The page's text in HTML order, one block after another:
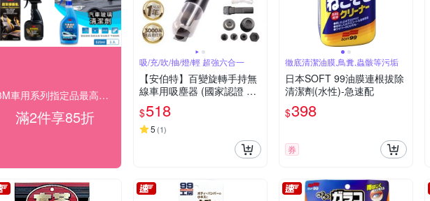
3M車用系列指定品最高享85折 快速到貨！
滿2件享85折
吸/充/吹/抽/燈/輕 超強六合一
【安伯特】百變旋轉手持無
線車用吸塵器 (國家認證 一
年保固) 汽車吸塵器 無線吸
塵器 車載吸塵器 車家兩用-
快
$518
5 (1)
徹底清潔油膜,鳥糞,蟲骸等污垢
日本SOFT 99油膜連根拔除
清潔劑(水性)-急速配
$398
券